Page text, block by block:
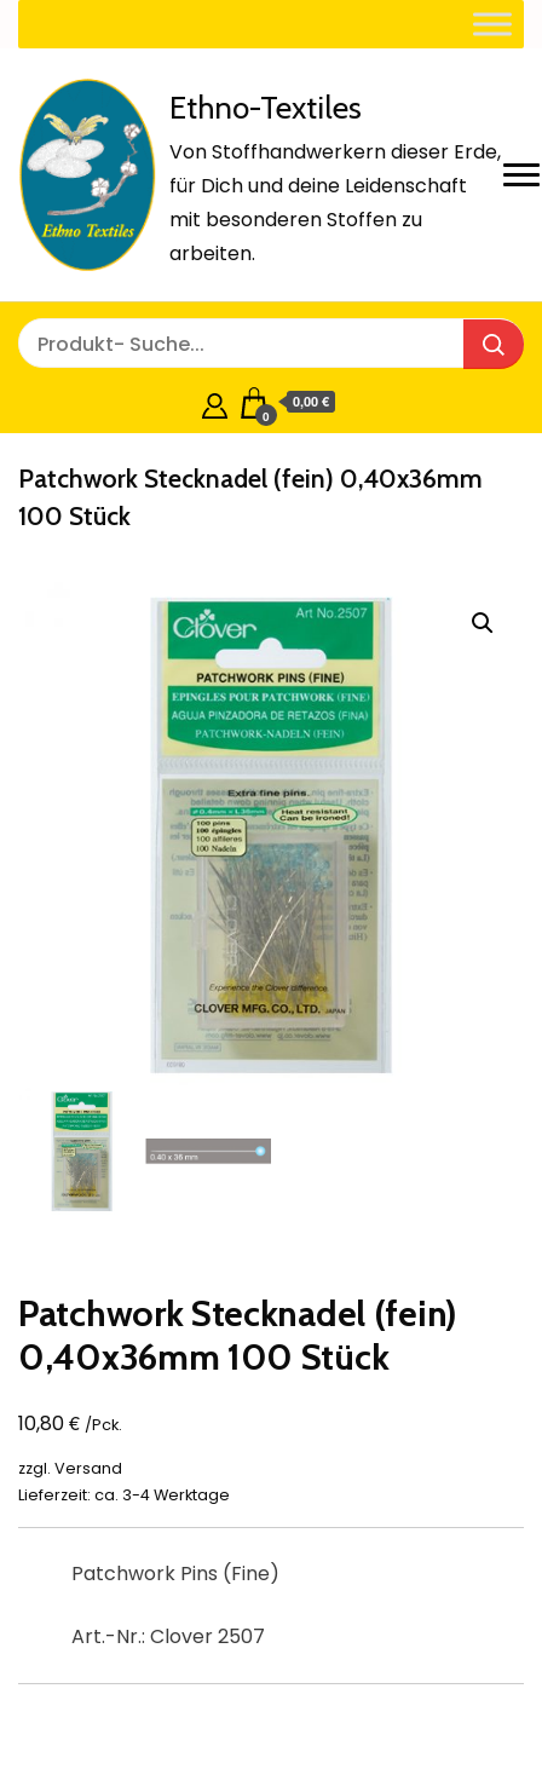
Ethno-Textiles
Von Stoffhandwerkern dieser Erde,
für Dich und deine Leidenschaft
mit besonderen Stoffen zu
arbeiten.
0
0,00 €
Patchwork Stecknadel (fein) 0,40x36mm
100 Stück
Patchwork Stecknadel (fein)
0,40x36mm 100 Stück
10,80€ /Pck.
zzgl. Versand
Lieferzeit: ca. 3-4 Werktage
Patchwork Pins (Fine)
Art.-Nr.: Clover2507